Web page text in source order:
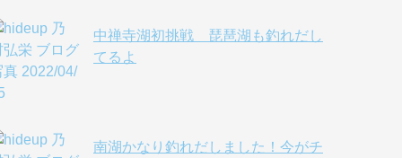
中禅寺湖初挑戦 琵琶湖も釣れだし
てるよ
南湖かなり釣れだしました！今がチ